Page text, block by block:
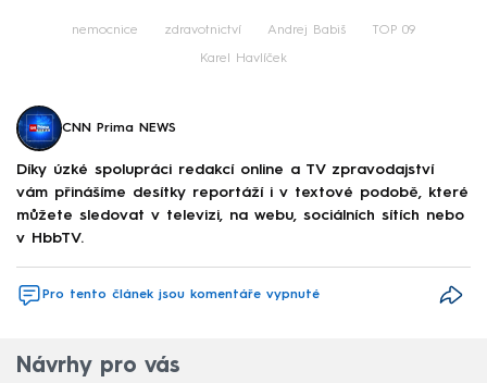
nemocnice zdravotnictví Andrej Babiš TOP 09
Karel Havlíček
CNN Prima NEWS
Díky úzké spolupráci redakcí online a TV zpravodajství
vám přinášíme desítky reportáží i v textové podobě, které
můžete sledovat v televizi, na webu, sociálních sítích nebo
v HbbTV.
Pro tento článek jsou komentáře vypnuté
Návrhy pro vás